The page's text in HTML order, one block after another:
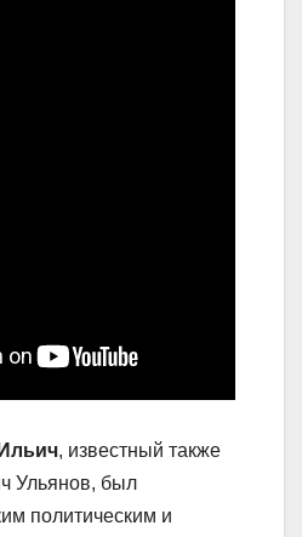
, известный также
Ульянов, был
политическим и